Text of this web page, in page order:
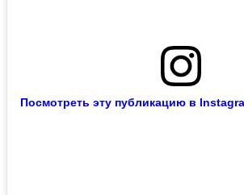
Посмотреть эту публикацию в